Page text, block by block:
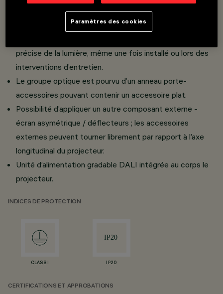
Les fixations mécaniques du projecteur et de
l’adaptateur permettent de bloquer les mouvements de
précise de la lumière, même une fois installé ou lors des
interventions d’entretien.
Le groupe optique est pourvu d’un anneau porte-
accessoires pouvant contenir un accessoire plat.
Possibilité d’appliquer un autre composant externe -
écran asymétrique / déflecteurs ; les accessoires
externes peuvent tourner librement par rapport à l’axe
longitudinal du projecteur.
Unité d’alimentation gradable DALI intégrée au corps le
projecteur.
INDICES DE PROTECTION
CLASS I IP20
CERTIFICATIONS ET APPROBATIONS
Paramètres des cookies